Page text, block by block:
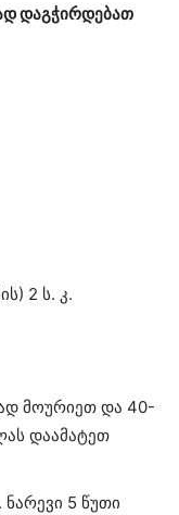
დაგჭირდებათ
2 ს. კ.
მოურიეთ და 40-
დაამატეთ
ნარევი 5 წუთი